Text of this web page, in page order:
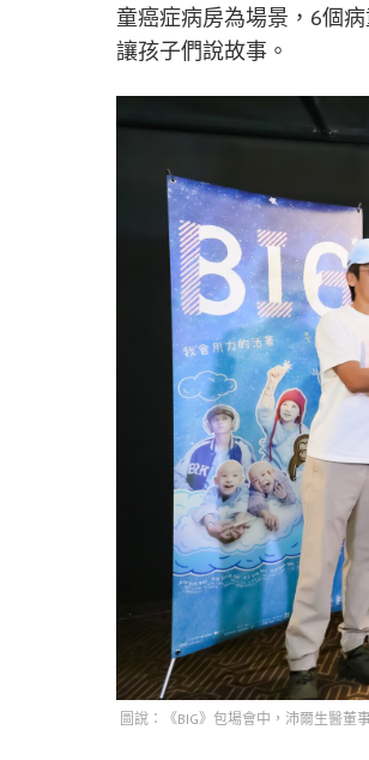
童癌症病房為場景，6個
讓孩子們說故事。
圖說：《BIG》包場會中，沛爾生醫